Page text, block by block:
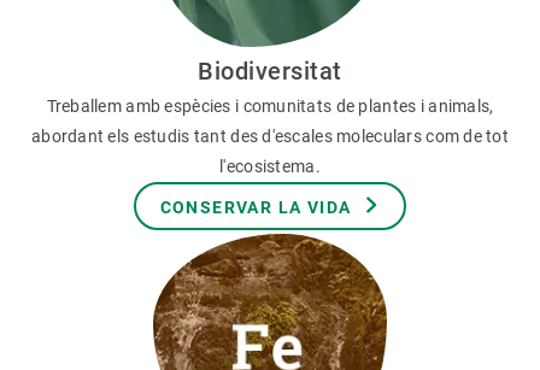
Biodiversitat
Treballem amb espècies i comunitats de plantes i animals,
abordant els estudis tant des d'escales moleculars com de tot
l'ecosistema.
CONSERVAR LA VIDA